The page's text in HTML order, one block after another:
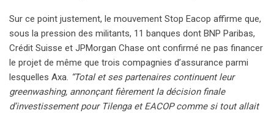
Sur ce point justement, le mouvement Stop Eacop affirme que,
sous la pression des militants, 11 banques dont BNP Paribas,
Crédit Suisse et JPMorgan Chase ont confirmé ne pas financer
le projet de même que trois compagnies d’assurance parmi
lesquelles Axa. “Total et ses partenaires continuent leur
greenwashing, annonçant fièrement la décision finale
d’investissement pour Tilenga et EACOP comme si tout allait